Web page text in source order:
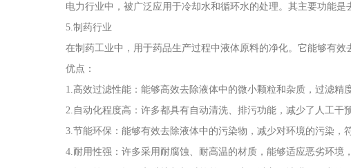
电力行业中，被广泛应用于冷却水和循环水的处理。其主要功能是
5.制药行业
在制药工业中，用于药品生产过程中液体原料的净化。它能够有效
优点：
1.高效过滤性能：能够高效去除液体中的微小颗粒和杂质，过滤精度
2.自动化程度高：许多都具有自动清洗、排污功能，减少了人工干预
3.节能环保：能够有效去除液体中的污染物，减少对环境的污染，符
4.耐用性强：许多采用耐腐蚀、耐高温的材质，能够适应恶劣环境，